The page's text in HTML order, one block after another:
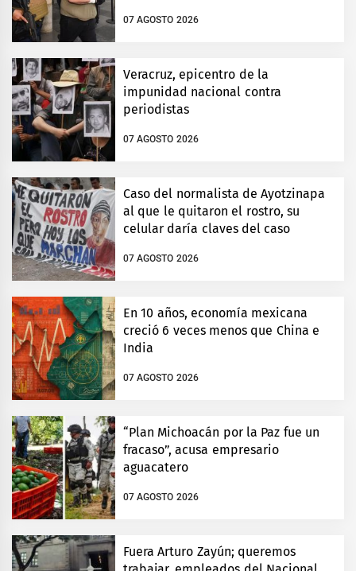
07 AGOSTO 2026
Veracruz, epicentro de la
impunidad nacional contra
periodistas
07 AGOSTO 2026
Caso del normalista de Ayotzinapa
al que le quitaron el rostro, su
celular daría claves del caso
07 AGOSTO 2026
En 10 años, economía mexicana
creció 6 veces menos que China e
India
07 AGOSTO 2026
“Plan Michoacán por la Paz fue un
fracaso”, acusa empresario
aguacatero
07 AGOSTO 2026
Fuera Arturo Zayún; queremos